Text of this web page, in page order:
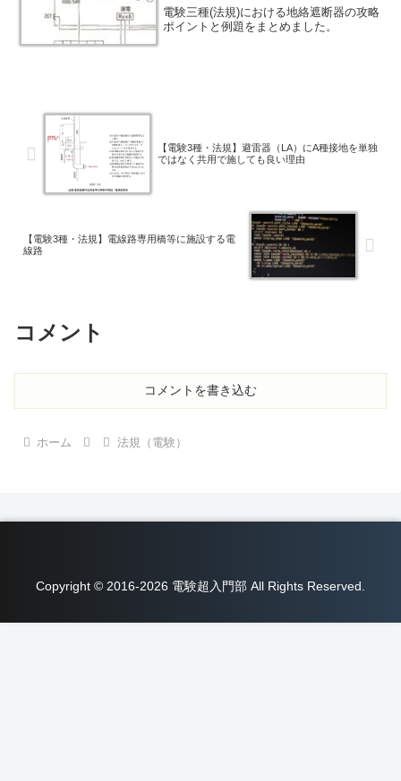
電験三種(法規)における地絡遮断器の攻略
ポイントと例題をまとめました。
【電験3種・法規】避雷器（LA）にA種接地を単独
ではなく共用で施しても良い理由
【電験3種・法規】電線路専用橋等に施設する電
線路
コメント
コメントを書き込む
ホーム 法規（電験）
Copyright © 2016-2026 電験超入門部 All Rights Reserved.